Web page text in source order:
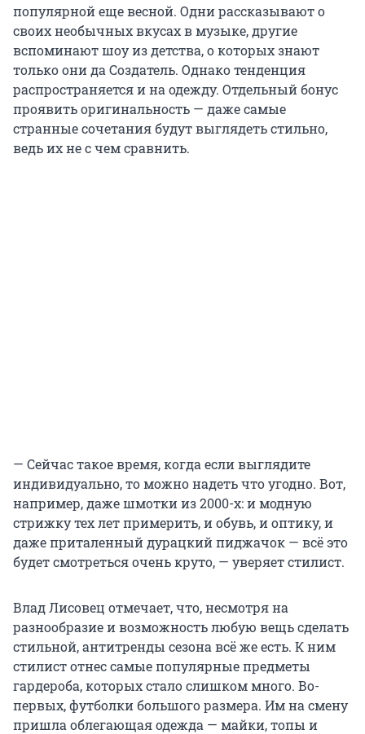
популярной еще весной. Одни рассказывают о
своих необычных вкусах в музыке, другие
вспоминают шоу из детства, о которых знают
только они да Создатель. Однако тенденция
распространяется и на одежду. Отдельный бонус
проявить оригинальность — даже самые
странные сочетания будут выглядеть стильно,
ведь их не с чем сравнить.
— Сейчас такое время, когда если выглядите
индивидуально, то можно надеть что угодно. Вот,
например, даже шмотки из 2000-х: и модную
стрижку тех лет примерить, и обувь, и оптику, и
даже приталенный дурацкий пиджачок — всё это
будет смотреться очень круто, — уверяет стилист.
Влад Лисовец отмечает, что, несмотря на
разнообразие и возможность любую вещь сделать
стильной, антитренды сезона всё же есть. К ним
стилист отнес самые популярные предметы
гардероба, которых стало слишком много. Во-
первых, футболки большого размера. Им на смену
пришла облегающая одежда — майки, топы и